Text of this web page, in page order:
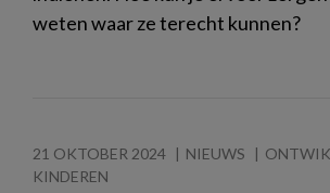
weten waar ze terecht kunnen?
21 OKTOBER 2024 NIEUWS
KINDEREN